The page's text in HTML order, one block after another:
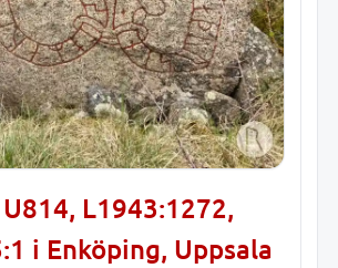
L1943:1272,
i Enköping, Uppsala